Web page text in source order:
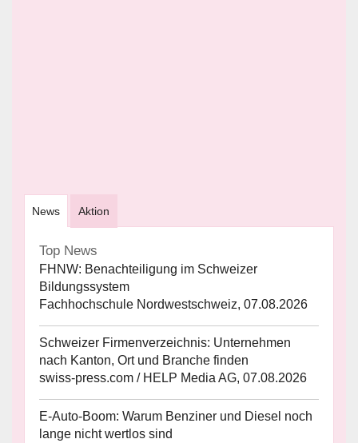
News Aktion
Top News
FHNW: Benachteiligung im Schweizer
Bildungssystem
Fachhochschule Nordwestschweiz, 07.08.2026
Schweizer Firmenverzeichnis: Unternehmen
nach Kanton, Ort und Branche finden
swiss-press.com / HELP Media AG, 07.08.2026
E-Auto-Boom: Warum Benziner und Diesel noch
lange nicht wertlos sind